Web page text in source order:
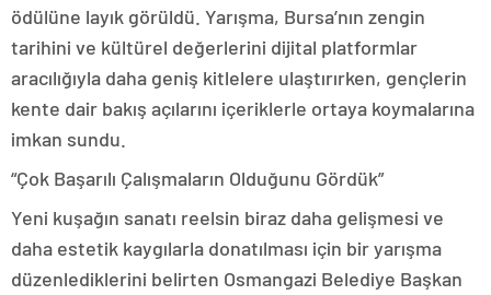
ödülüne layık görüldü. Yarışma, Bursa’nın zengin
tarihini ve kültürel değerlerini dijital platformlar
aracılığıyla daha geniş kitlelere ulaştırırken, gençlerin
kente dair bakış açılarını içeriklerle ortaya koymalarına
imkan sundu.
“Çok Başarılı Çalışmaların Olduğunu Gördük”
Yeni kuşağın sanatı reelsin biraz daha gelişmesi ve
daha estetik kaygılarla donatılması için bir yarışma
düzenlediklerini belirten Osmangazi Belediye Başkan